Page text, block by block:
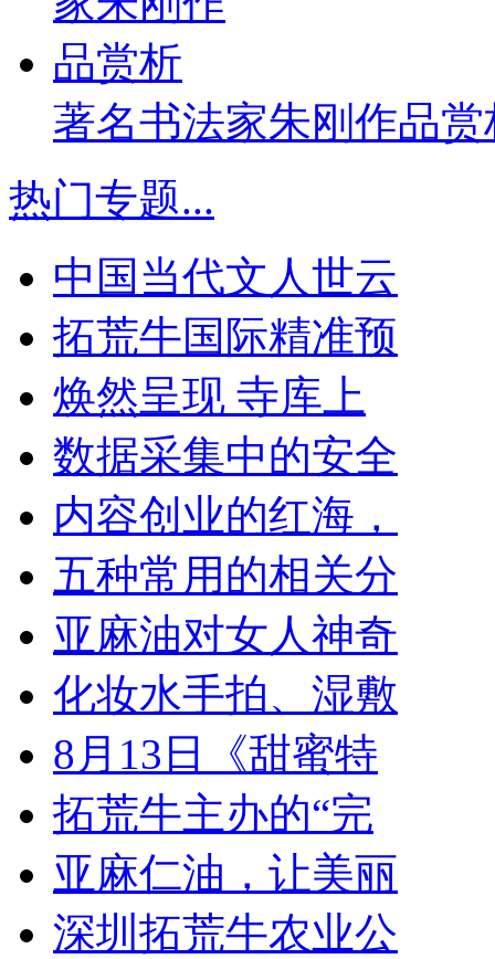
著名书法家朱刚作品赏
热门专题...
中国当代文人世云
拓荒牛国际精准预
焕然呈现 寺库上
数据采集中的安全
内容创业的红海，
五种常用的相关分
亚麻油对女人神奇
化妆水手拍、湿敷
8月13日《甜蜜特
拓荒牛主办的“完
亚麻仁油，让美丽
深圳拓荒牛农业公